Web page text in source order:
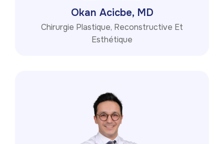
Okan Acicbe, MD
Chirurgie Plastique, Reconstructive Et
Esthétique